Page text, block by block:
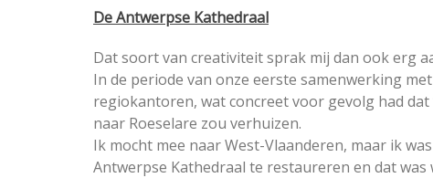
De Antwerpse Kathedraal
Dat soort van creativiteit sprak mij dan ook erg
In de periode van onze eerste samenwerking
regiokantoren, wat concreet voor gevolg had
naar Roeselare zou verhuizen.
Ik mocht mee naar West-Vlaanderen, maar ik
Antwerpse Kathedraal te restaureren en dat